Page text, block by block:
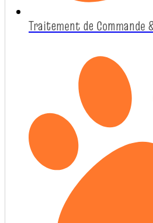
Traitement de Commande